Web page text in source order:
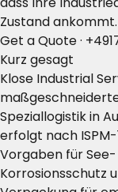
Zustand ankommt.
Get a Quote·
Kurz gesagt
Klose Industrial
Speziallogistik in
erfolgt nach
Vorgaben für
Korrosionsschutz